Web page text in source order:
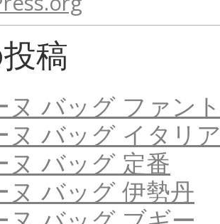
稿
ヌ バッグ ファン
ヌ バッグ イタリ
ヌ バッグ 定番
ヌ バッグ 伊勢丹